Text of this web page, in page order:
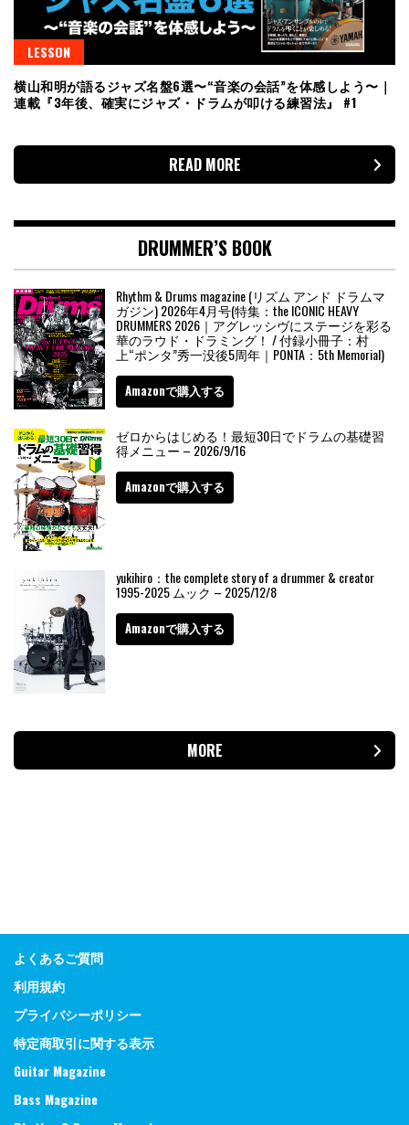
LESSON
横山和明が語るジャズ名盤6選〜“音楽の会話”を体感しよう〜｜
連載『3年後、確実にジャズ・ドラムが叩ける練習法』 #1
READ MORE
DRUMMER’S BOOK
Rhythm & Drums magazine (リズム アンド ドラムマ
ガジン) 2026年4月号(特集：the ICONIC HEAVY
DRUMMERS 2026｜アグレッシヴにステージを彩る
華のラウド・ドラミング！ / 付録小冊子：村
上“ポンタ”秀一没後5周年｜PONTA：5th Memorial)
Amazonで購入する
ゼロからはじめる！最短30日でドラムの基礎習
得メニュー – 2026/9/16
Amazonで購入する
yukihiro：the complete story of a drummer & creator
1995-2025 ムック – 2025/12/8
Amazonで購入する
MORE
よくあるご質問
利用規約
プライバシーポリシー
特定商取引に関する表示
Guitar Magazine
Bass Magazine